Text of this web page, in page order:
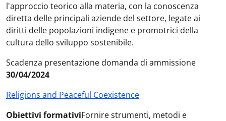
l'approccio teorico alla materia, con la conoscenza
diretta delle principali aziende del settore, legate ai
diritti delle popolazioni indigene e promotrici della
cultura dello sviluppo sostenibile.
Scadenza presentazione domanda di ammissione
30/04/2024
Religions and Peaceful Coexistence
Obiettivi formativiFornire strumenti, metodi e